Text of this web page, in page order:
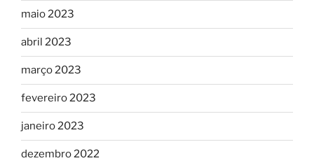
maio 2023
abril 2023
março 2023
fevereiro 2023
janeiro 2023
dezembro 2022